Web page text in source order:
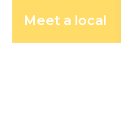
Meet a local